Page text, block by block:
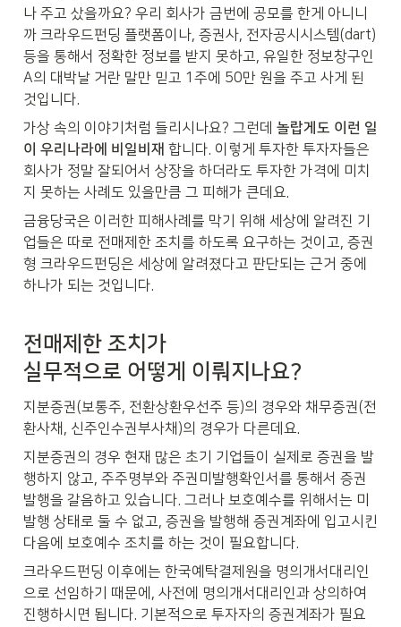
나 주고 샀을까요? 우리 회사가 금번에 공모를 한게 아니니
까 크라우드펀딩 플랫폼이나, 증권사, 전자공시시스템(dart)
등을 통해서 정확한 정보를 받지 못하고, 유일한 정보창구인
A의 대박날 거란 말만 믿고 1주에 50만 원을 주고 사게 된
것입니다.
가상 속의 이야기처럼 들리시나요? 그런데 놀랍게도 이런 일
이 우리나라에 비일비재 합니다. 이렇게 투자한 투자자들은
회사가 정말 잘되어서 상장을 하더라도 투자한 가격에 미치
지 못하는 사례도 있을만큼 그 피해가 큰데요.
금융당국은 이러한 피해사례를 막기 위해 세상에 알려진 기
업들은 따로 전매제한 조치를 하도록 요구하는 것이고, 증권
형 크라우드펀딩은 세상에 알려졌다고 판단되는 근거 중에
하나가 되는 것입니다.
전매제한 조치가
실무적으로 어떻게 이뤄지나요?
지분증권(보통주, 전환상환우선주 등)의 경우와 채무증권(전
환사채, 신주인수권부사채)의 경우가 다른데요.
지분증권의 경우 현재 많은 초기 기업들이 실제로 증권을 발
행하지 않고, 주주명부와 주권미발행확인서를 통해서 증권
발행을 갈음하고 있습니다. 그러나 보호예수를 위해서는 미
발행 상태로 둘 수 없고, 증권을 발행해 증권계좌에 입고시킨
다음에 보호예수 조치를 하는 것이 필요합니다.
크라우드펀딩 이후에는 한국예탁결제원을 명의개서대리인
으로 선임하기 때문에, 사전에 명의개서대리인과 상의하여
진행하시면 됩니다. 기본적으로 투자자의 증권계좌가 필요